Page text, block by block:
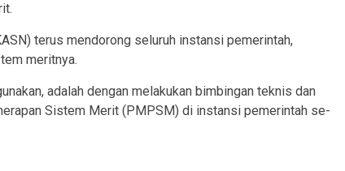
terus mendorong seluruh instansi pemerintah,
meritnya.
adalah dengan melakukan bimbingan teknis dan
Sistem Merit (PMPSM) di instansi pemerintah se-